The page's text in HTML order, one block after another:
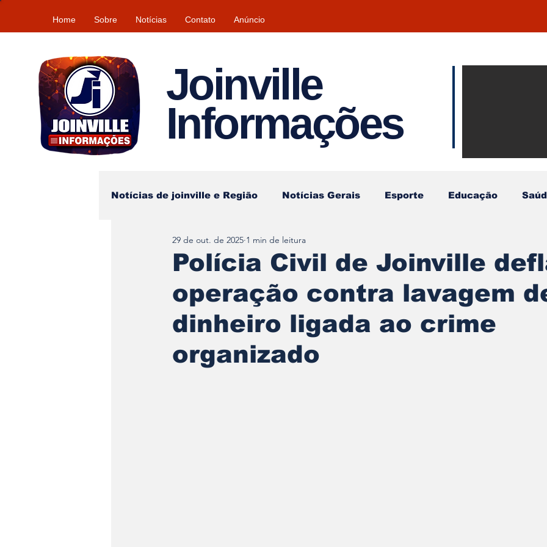
Home Sobre Notícias Contato Anúncio
Joinville
Informações
Notícias de joinville e Região Notícias Gerais Esporte Educação
Tempo\clima
Polícia Civil de Joinville
operação contra lavagem
dinheiro ligada ao crime
organizado
29 de out. de 2025 1 min de leitura